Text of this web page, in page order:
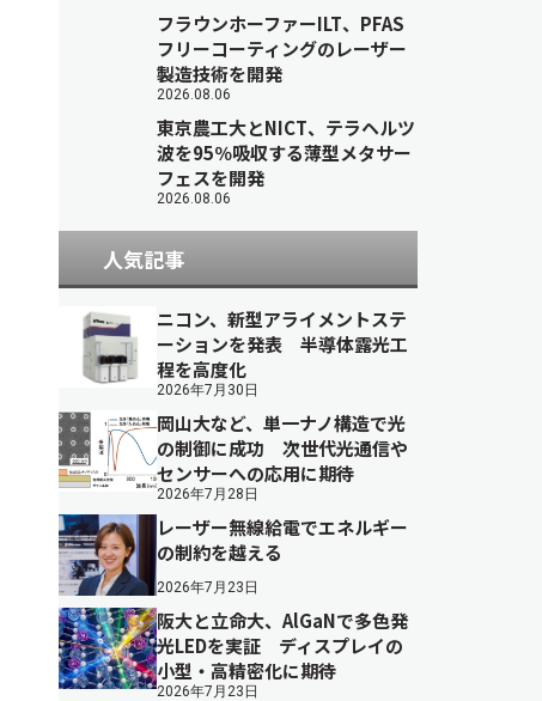
フラウンホーファーILT、PFAS
フリーコーティングのレーザー
製造技術を開発
2026.08.06
東京農工大とNICT、テラヘルツ
波を95％吸収する薄型メタサー
フェスを開発
2026.08.06
人気記事
ニコン、新型アライメントステ
ーションを発表 半導体露光工
程を高度化
2026年7月30日
岡山大など、単一ナノ構造で光
の制御に成功 次世代光通信や
センサーへの応用に期待
2026年7月28日
レーザー無線給電でエネルギー
の制約を越える
2026年7月23日
阪大と立命大、AlGaNで多色発
光LEDを実証 ディスプレイの
小型・高精密化に期待
2026年7月23日